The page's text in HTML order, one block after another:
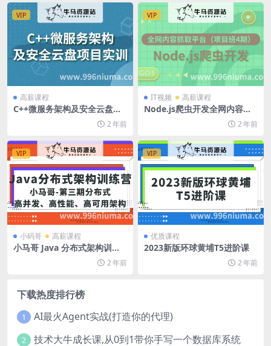
VIP
高薪课程
C++微服务架构及安全云盘项
2 年前
VIP
IT视频 高薪课程
Node.js爬虫开发全网内容抓
2 年前
VIP
小码哥 高薪课程
小马哥 Java 分布式架构训练
营 第三期 分布式高并发、高2 年前
VIP
优质课程
2023新版环球黄埔T5进阶课
2 年前
下载热度排行榜
1 AI最火Agent实战(打造你的代理)
2 技术大牛成长课,从0到1带你手写一个数据库系统